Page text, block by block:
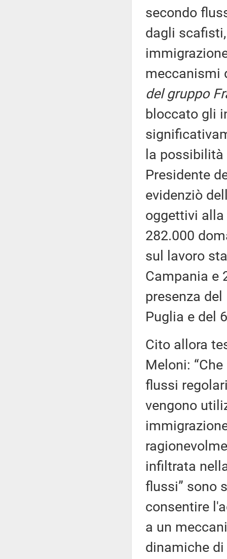
secondo
dagli
meccanismi
del gruppo
bloccato gli
la
Presidente
evidenziò
oggettivi alla
282.000
sul lavoro
Campania e
presenza
Puglia e del
Cito allora
Meloni:
flussi
vengono
infiltrata
flussi” sono
consentire
a un
dinamiche